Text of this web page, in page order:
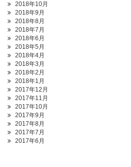
2018年10月
2018年9月
2018年8月
2018年7月
2018年6月
2018年5月
2018年4月
2018年3月
2018年2月
2018年1月
2017年12月
2017年11月
2017年10月
2017年9月
2017年8月
2017年7月
2017年6月